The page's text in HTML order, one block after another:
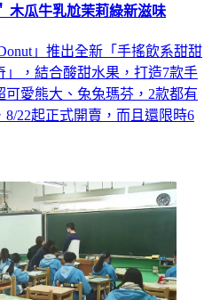
木瓜牛乳尬茉莉綠新滋味
」推出全新「手搖飲系甜甜
」，結合酸甜水果，打造7款手
愛熊大、兔兔瑪芬，2款都有
22起正式開賣，而且還限時6